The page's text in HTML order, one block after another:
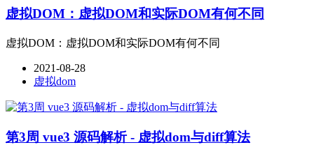
虚拟DOM：虚拟DOM和实际DOM有何不同
虚拟DOM：虚拟DOM和实际DOM有何不同
2021-08-28
虚拟dom
第3周 vue3 源码解析 - 虚拟dom与diff算法